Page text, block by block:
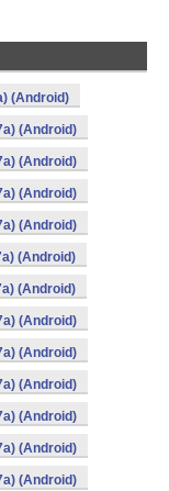
(Android)
(Android)
(Android)
(Android)
(Android)
(Android)
(Android)
(Android)
(Android)
(Android)
(Android)
(Android)
(Android)